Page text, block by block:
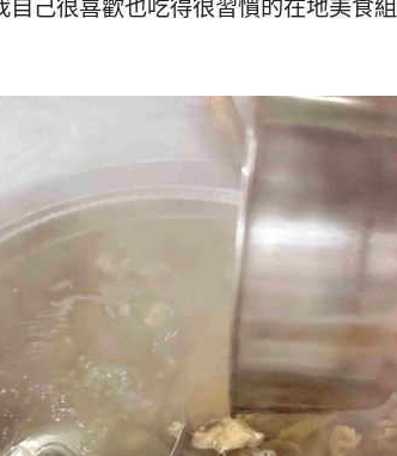
己很喜歡也吃得很習慣的在地美食